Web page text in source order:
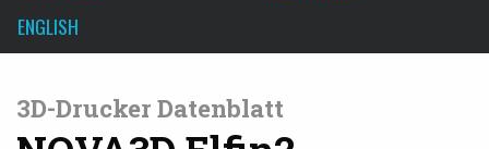
ENGLISH
3D-Drucker Datenblatt